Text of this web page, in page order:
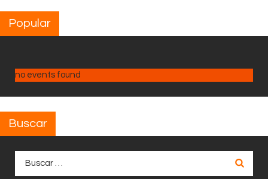
Popular
no events found
Buscar